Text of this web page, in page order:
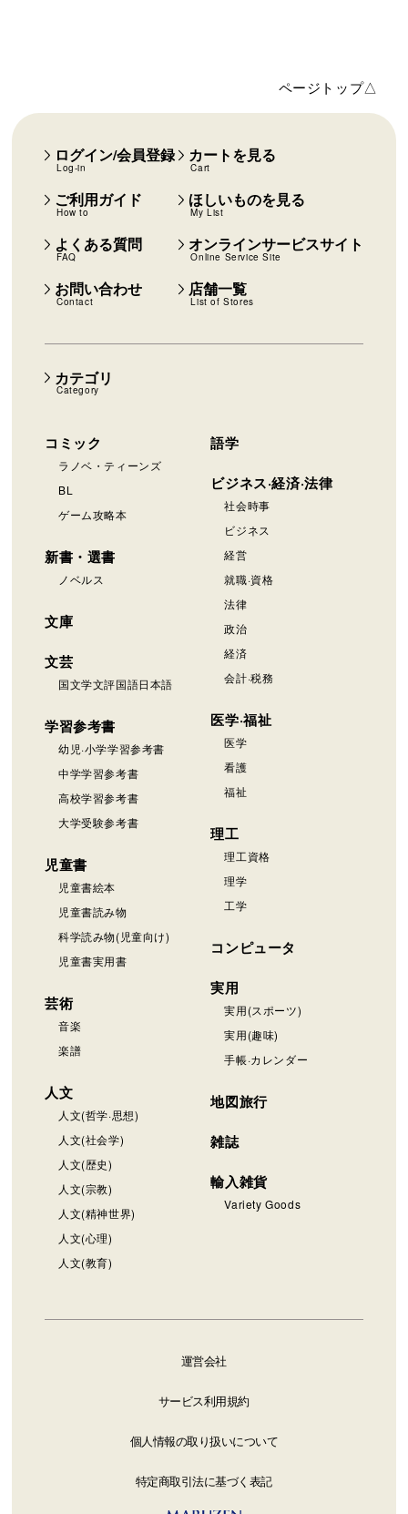
ページトップ△
カテゴリ
Category
コミック
ラノベ・ティーンズ
BL
ゲーム攻略本
新書・選書
ノベルス
文庫
文芸
国文学文評国語日本語
学習参考書
幼児·小学学習参考書
中学学習参考書
高校学習参考書
大学受験参考書
児童書
児童書絵本
児童書読み物
科学読み物(児童向け)
児童書実用書
芸術
音楽
楽譜
人文
人文(哲学·思想)
人文(社会学)
人文(歴史)
人文(宗教)
人文(精神世界)
人文(心理)
人文(教育)
語学
ビジネス·経済·法律
社会時事
ビジネス
経営
就職·資格
法律
政治
経済
会計·税務
医学·福祉
医学
看護
福祉
理工
理工資格
理学
工学
コンピュータ
実用
実用(スポーツ)
実用(趣味)
手帳·カレンダー
地図旅行
雑誌
輸入雑貨
Variety Goods
ログイン/会員登録
Log-in
カートを見る
Cart
ご利用ガイド
How to
ほしいものを見る
My List
よくある質問
FAQ
オンラインサービスサイト
Online Service Site
お問い合わせ
Contact
店舗一覧
List of Stores
運営会社
サービス利用規約
個人情報の取り扱いについて
特定商取引法に基づく表記